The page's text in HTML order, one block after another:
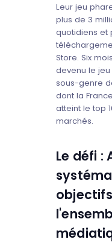
Leur jeu
plus de 3
quotidiens et
Store. Six
devenu le
sous-genre
dont la
atteint le top
marchés.
Le défi :
objectifs